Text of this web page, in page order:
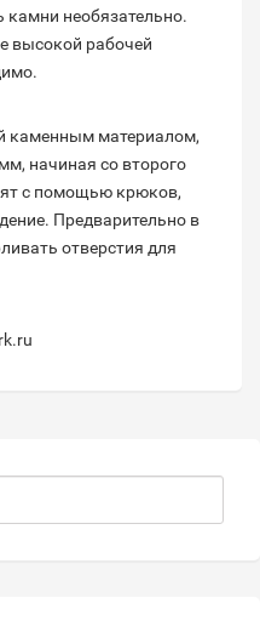
камни необязательно.
высокой рабочей
каменным материалом,
начиная со второго
с помощью крюков,
Предварительно в
отверстия для